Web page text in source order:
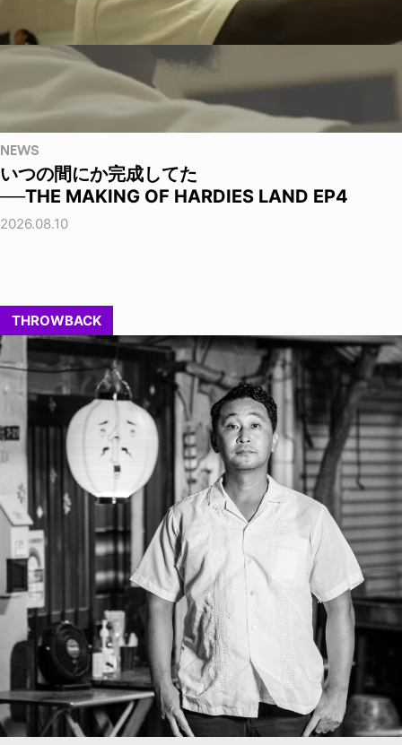
NEWS
いつの間にか完成してた
──THE MAKING OF HARDIES LAND EP4
2026.08.10
THROWBACK